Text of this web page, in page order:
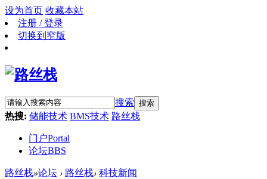
设为首页 收藏本站
注册 / 登录
切换到窄版
搜索 搜索
热搜: 储能技术 BMS技术 路丝栈
门户Portal
论坛BBS
路丝栈»论坛 › 路丝栈› 科技新闻